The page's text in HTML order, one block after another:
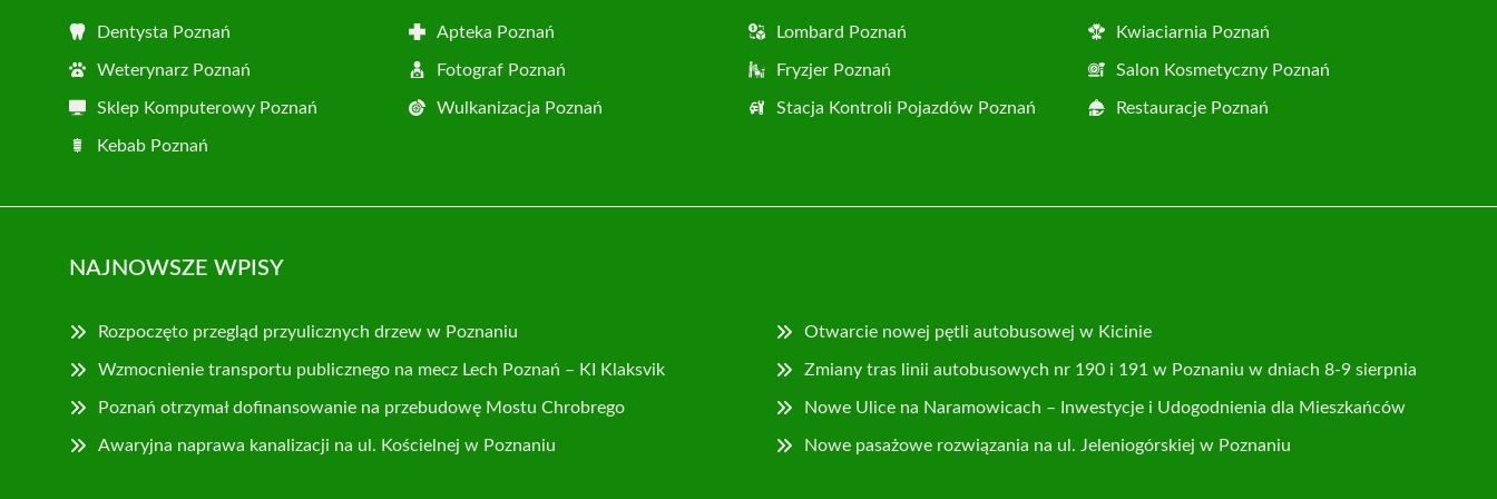
Dentysta Poznań Apteka Poznań Lombard Poznań Kwiaciarnia Poznań
Weterynarz Poznań Fotograf Poznań Fryzjer Poznań Salon Kosmetyczny Poznań
Sklep Komputerowy Poznań Wulkanizacja Poznań Stacja Kontroli Pojazdów Poznań Restauracje Poznań
Kebab Poznań
NAJNOWSZE WPISY
Rozpoczęto przegląd przyulicznych drzew w Poznaniu Otwarcie nowej pętli autobusowej w Kicinie
Wzmocnienie transportu publicznego na mecz Lech Poznań – KI Klaksvik Zmiany tras linii autobusowych nr 190 i 191 w Poznaniu w dniach 8-9 sierpnia
Poznań otrzymał dofinansowanie na przebudowę Mostu Chrobrego Nowe Ulice na Naramowicach – Inwestycje i Udogodnienia dla Mieszkańców
Awaryjna naprawa kanalizacji na ul. Kościelnej w Poznaniu Nowe pasażowe rozwiązania na ul. Jeleniogórskiej w Poznaniu